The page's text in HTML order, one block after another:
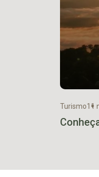
Turismo11